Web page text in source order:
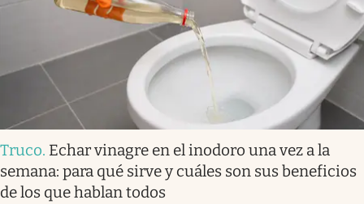
Truco. Echar vinagre en el inodoro una vez a la
semana: para qué sirve y cuáles son sus beneficios
de los que hablan todos